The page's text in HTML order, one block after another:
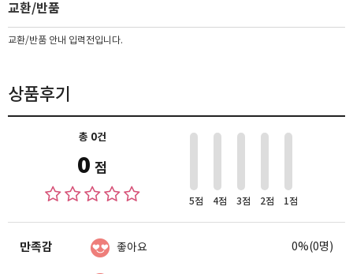
교환/반품
교환/반품 안내 입력전입니다.
상품후기
총 0건
0 점
5점 4점 3점 2점 1점
만족감 좋아요 0%(0명)